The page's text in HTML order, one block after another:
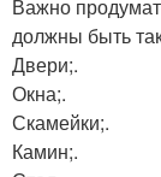
Важно
должны быть
Двери;.
Окна;.
Скамейки;.
Камин;.